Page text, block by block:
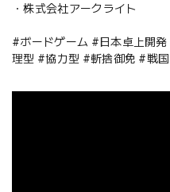
・株式会社アークライト
#ボードゲーム #日本卓上開
理型 #協力型 #斬捨御免 #戦国